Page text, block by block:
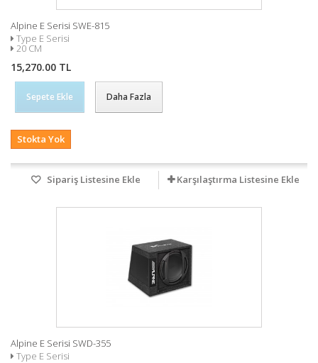
Alpine E Serisi SWE-815
Type E Serisi
20 CM
15,270.00 TL
Sepete Ekle Daha Fazla
Stokta Yok
Sipariş Listesine Ekle Karşılaştırma Listesine Ekle
Alpine E Serisi SWD-355
Type E Serisi